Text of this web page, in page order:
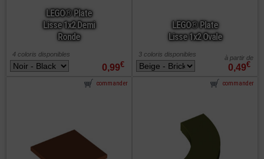
LEGO® Plate
Lisse 1x2 Demi
Ronde
0,99€
4 coloris disponibles
LEGO® Plate
Lisse 1x2 Ovale
0,49€
à partir de
3 coloris disponibles
commander commander